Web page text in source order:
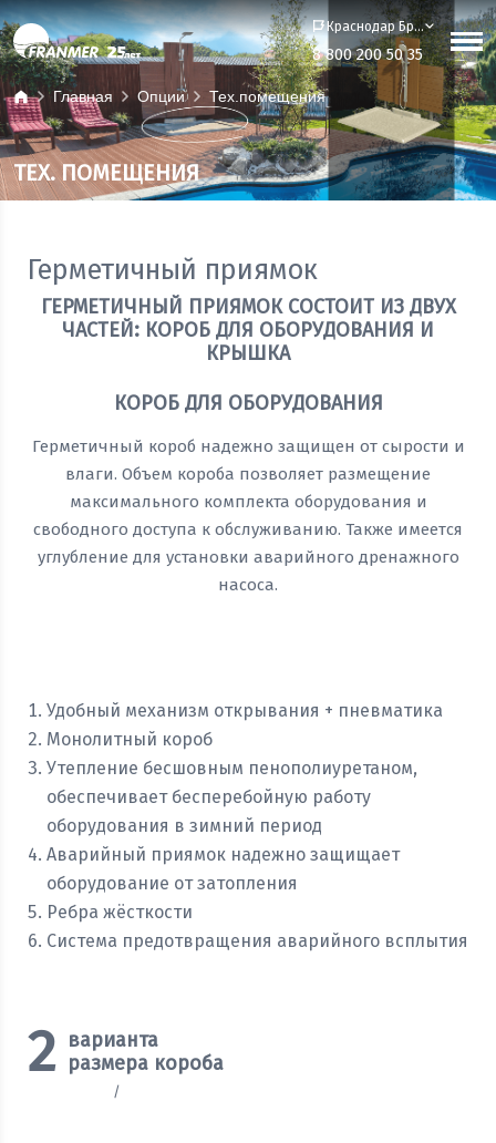
Краснодар Бренд-офис
8 800 200 50 35
Главная Опции Тех.помещения
ТЕХ. ПОМЕЩЕНИЯ
Герметичный приямок
ГЕРМЕТИЧНЫЙ ПРИЯМОК СОСТОИТ ИЗ ДВУХ
ЧАСТЕЙ: КОРОБ ДЛЯ ОБОРУДОВАНИЯ И
КРЫШКА
КОРОБ ДЛЯ ОБОРУДОВАНИЯ
Герметичный короб надежно защищен от сырости и
влаги. Объем короба позволяет размещение
максимального комплекта оборудования и
свободного доступа к обслуживанию. Также имеется
углубление для установки аварийного дренажного
насоса.
Удобный механизм открывания + пневматика
Монолитный короб
Утепление бесшовным пенополиуретаном,
обеспечивает бесперебойную работу
оборудования в зимний период
Аварийный приямок надежно защищает
оборудование от затопления
Ребра жёсткости
Система предотвращения аварийного всплытия
2 варианта
размера короба
/